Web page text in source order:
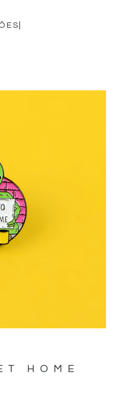
HOME